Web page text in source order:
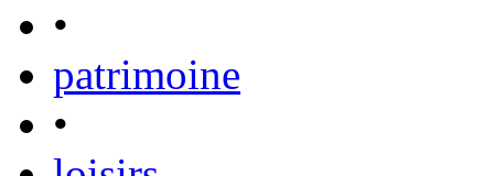
•
patrimoine
•